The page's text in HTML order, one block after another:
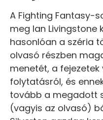
A Fighting Fantasy-
meg Ian Livingstone
hasonlóan a széria
olvasó részben
menetét, a
folytatásról, és
tovább a megadott
(vagyis az olvasó)